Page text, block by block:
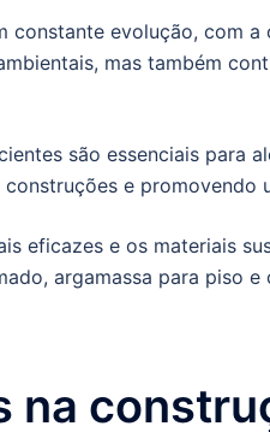
evolução, com a
mas também
são essenciais para
e promovendo
eficazes e os materiais
argamassa para piso e
na